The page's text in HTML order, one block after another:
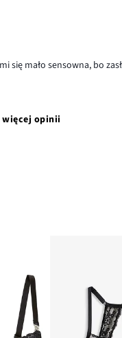
mało sensowna, bo
więcej opinii